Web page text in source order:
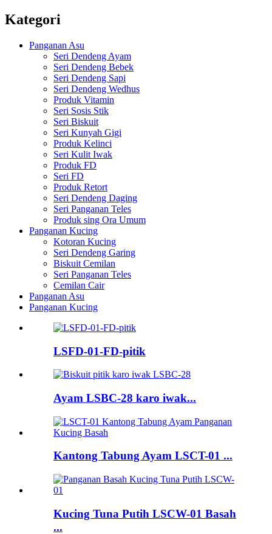
Kategori
Panganan Asu
Seri Dendeng Ayam
Seri Dendeng Bebek
Seri Dendeng Sapi
Seri Dendeng Wedhus
Produk Vitamin
Seri Sosis Stik
Seri Biskuit
Seri Kunyah Gigi
Produk Kelinci
Seri Kulit Iwak
Produk FD
Seri FD
Produk Retort
Seri Dendeng Daging
Seri Panganan Teles
Produk sing Ora Umum
Panganan Kucing
Kotoran Kucing
Seri Dendeng Garing
Biskuit Cemilan
Seri Panganan Teles
Cemilan Cair
Panganan Asu
Panganan Kucing
LSFD-01-FD-pitik
Ayam LSBC-28 karo iwak...
Kantong Tabung Ayam LSCT-01 ...
Kucing Tuna Putih LSCW-01 Basah
...